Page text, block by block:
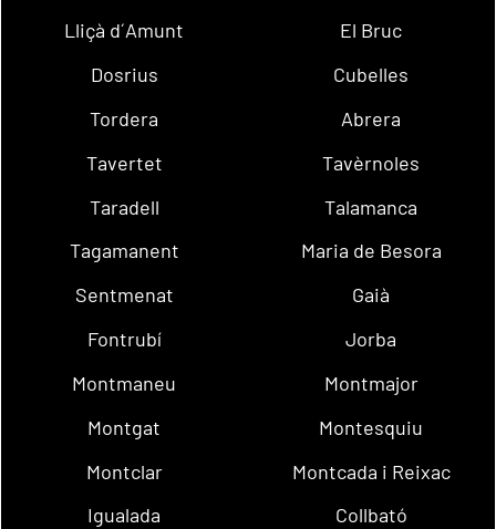
Lliçà d´Amunt
El Bruc
Dosrius
Cubelles
Tordera
Abrera
Tavertet
Tavèrnoles
Taradell
Talamanca
Tagamanent
Maria de Besora
Sentmenat
Gaià
Fontrubí
Jorba
Montmaneu
Montmajor
Montgat
Montesquiu
Montclar
Montcada i Reixac
Igualada
Collbató